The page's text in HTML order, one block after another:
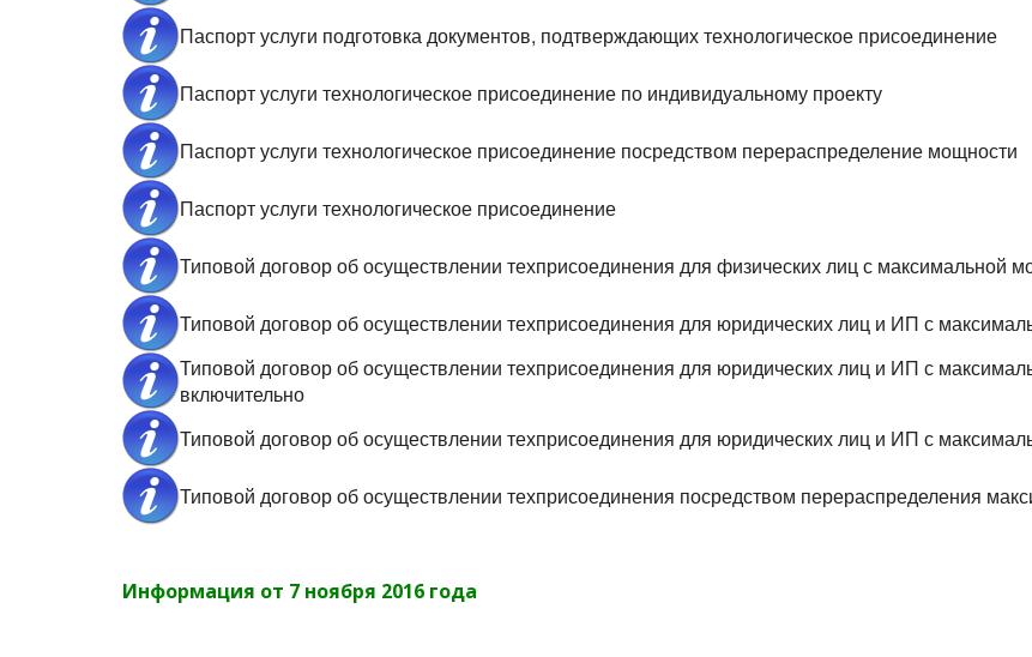
Паспорт услуги подготовка документов, подтверждающих технологическое присоединение
Паспорт услуги технологическое присоединение по индивидуальному проекту
Паспорт услуги технологическое присоединение посредством перераспределение мощности
Паспорт услуги технологическое присоединение
Типовой договор об осуществлении техприсоединения для физических лиц с максимальной
Типовой договор об осуществлении техприсоединения для юридических лиц и ИП с
Типовой договор об осуществлении техприсоединения для юридических лиц и ИП с
включительно
Типовой договор об осуществлении техприсоединения для юридических лиц и ИП с
Типовой договор об осуществлении техприсоединения посредством перераспределения
Информация от 7 ноября 2016 года